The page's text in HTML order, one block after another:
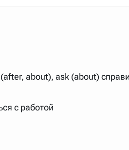
интересует. Система
неизвестную букву
указывать несколько слов в
буквы. Например, в
"***м***ов поэт" (без
вверх или вниз за
about), ask (about)
с работой